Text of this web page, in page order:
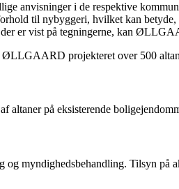
anvisninger i de respektive
til nybyggeri, hvilket kan
er vist på tegningerne, kan
projekteret over 500
altaner på eksisterende
og myndighedsbehandling. Tilsyn på